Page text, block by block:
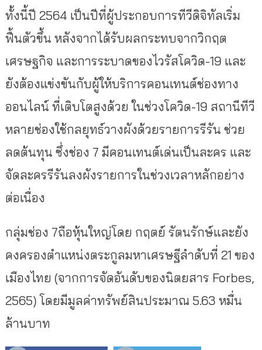
ทั้งนี้ปี 2564 เป็นปีที่ผู้ประกอบการทีวีดิจิทัลเริ่ม
ฟื้นตัวขึ้น หลังจากได้รับผลกระทบจากวิกฤต
เศรษฐกิจ และการระบาดของไวรัสโควิด-19 และ
ยังต้องแข่งขันกับผู้ให้บริการคอนเทนต์ช่องทาง
ออนไลน์ ที่เติบโตสูงด้วย ในช่วงโควิด-19 สถานีทีวี
หลายช่องใช้กลยุทธ์วางผังด้วยรายการรีรัน ช่วย
ลดต้นทุน ซึ่งช่อง 7 มีคอนเทนต์เด่นเป็นละคร และ
จัดละครรีรันลงผังรายการในช่วงเวลาหลักอย่าง
ต่อเนื่อง
กลุ่มช่อง 7ถือหุ้นใหญ่โดย กฤตย์ รัตนรักษ์และยัง
คงครองตำแหน่งตระกูลมหาเศรษฐีลำดับที่ 21 ของ
เมืองไทย (จากการจัดอันดับของนิตยสาร Forbes,
2565) โดยมีมูลค่าทรัพย์สินประมาณ 5.63 หมื่น
ล้านบาท